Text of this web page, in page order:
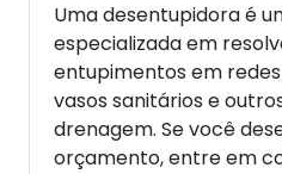
Uma desentupidora é
especializada em
entupimentos em
vasos sanitários e
drenagem. Se você
orçamento, entre em